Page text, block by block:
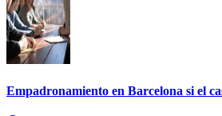
Empadronamiento en Barcelona si el